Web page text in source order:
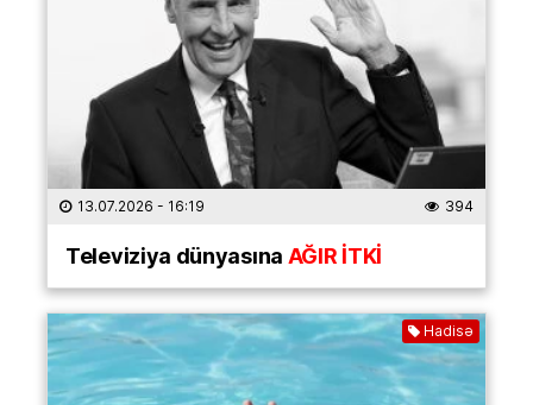
13.07.2026 - 16:19 394
Televiziya dünyasınaAĞIR İTKİ
Hadisə